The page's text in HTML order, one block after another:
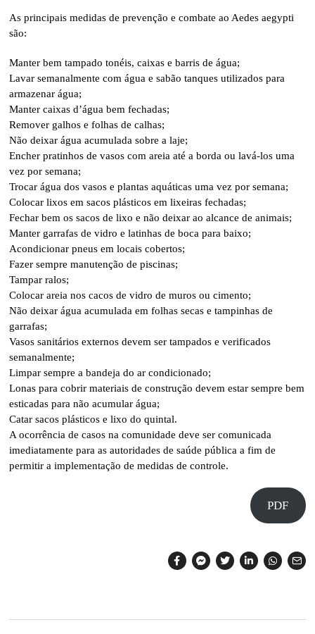
As principais medidas de prevenção e combate ao Aedes aegypti
são:
Manter bem tampado tonéis, caixas e barris de água;
Lavar semanalmente com água e sabão tanques utilizados para
armazenar água;
Manter caixas d’água bem fechadas;
Remover galhos e folhas de calhas;
Não deixar água acumulada sobre a laje;
Encher pratinhos de vasos com areia até a borda ou lavá-los uma
vez por semana;
Trocar água dos vasos e plantas aquáticas uma vez por semana;
Colocar lixos em sacos plásticos em lixeiras fechadas;
Fechar bem os sacos de lixo e não deixar ao alcance de animais;
Manter garrafas de vidro e latinhas de boca para baixo;
Acondicionar pneus em locais cobertos;
Fazer sempre manutenção de piscinas;
Tampar ralos;
Colocar areia nos cacos de vidro de muros ou cimento;
Não deixar água acumulada em folhas secas e tampinhas de
garrafas;
Vasos sanitários externos devem ser tampados e verificados
semanalmente;
Limpar sempre a bandeja do ar condicionado;
Lonas para cobrir materiais de construção devem estar sempre bem
esticadas para não acumular água;
Catar sacos plásticos e lixo do quintal.
A ocorrência de casos na comunidade deve ser comunicada
imediatamente para as autoridades de saúde pública a fim de
permitir a implementação de medidas de controle.
PDF